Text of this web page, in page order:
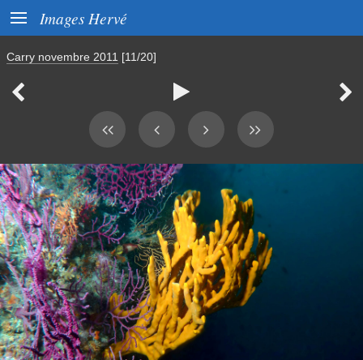
 Images Hervé
Carry novembre 2011 [11/20]
  